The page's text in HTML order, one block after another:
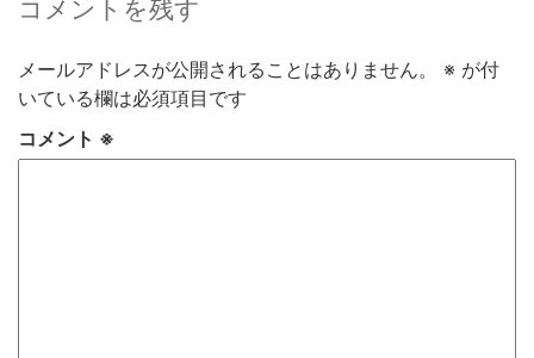
コメントを残す
メールアドレスが公開されることはありません。 ※ が付
いている欄は必須項目です
コメント ※